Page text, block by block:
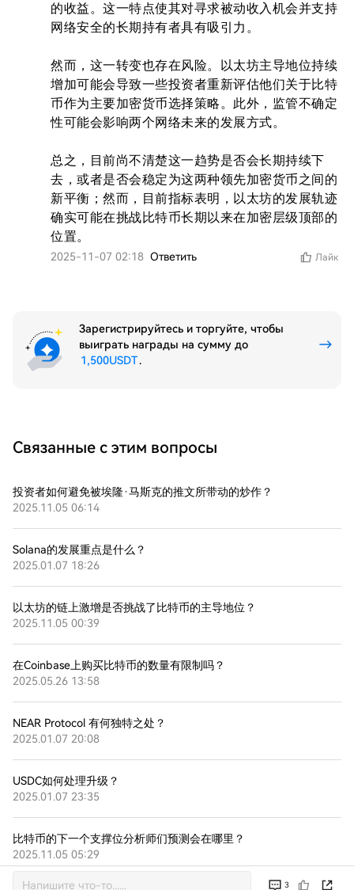
的收益。这一特点使其对寻求被动收入机会并支持
网络安全的长期持有者具有吸引力。
然而，这一转变也存在风险。以太坊主导地位持续
增加可能会导致一些投资者重新评估他们关于比特
币作为主要加密货币选择策略。此外，监管不确定
性可能会影响两个网络未来的发展方式。
总之，目前尚不清楚这一趋势是否会长期持续下
去，或者是否会稳定为这两种领先加密货币之间的
新平衡；然而，目前指标表明，以太坊的发展轨迹
确实可能在挑战比特币长期以来在加密层级顶部的
位置。
2025-11-07 02:18 Ответить Лайк
3
Зарегистрируйтесь и торгуйте, чтобы
выиграть награды на сумму до
1,500USDT.
Связанные с этим вопросы
投资者如何避免被埃隆·马斯克的推文所带动的炒作？
2025.11.05 06:14
Solana的发展重点是什么？
2025.01.07 18:26
以太坊的链上激增是否挑战了比特币的主导地位？
2025.11.05 00:39
在Coinbase上购买比特币的数量有限制吗？
2025.05.26 13:58
NEAR Protocol 有何独特之处？
2025.01.07 20:08
USDC如何处理升级？
2025.01.07 23:35
比特币的下一个支撑位分析师们预测会在哪里？
2025.11.05 05:29